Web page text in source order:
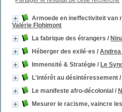
Armoede en ineffectiviteit van
Valérie Flohimont
La fabrique des étrangers /
Héberger des exilé·es /Andrea
Immensité & Stratégie / Le
L'intérêt au désintéressement /
Le manifeste afro-décolonial /
Mesurer le racisme, vaincre